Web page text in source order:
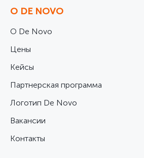
О DE NOVO
О De Novo
Цены
Кейсы
Партнерская программа
Логотип De Novo
Вакансии
Контакты